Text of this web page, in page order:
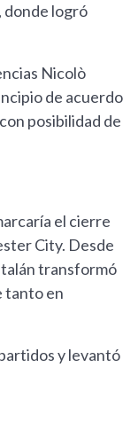
donde logró
Nicolò
de acuerdo
posibilidad de
el cierre
City. Desde
transformó
tanto en
y levantó